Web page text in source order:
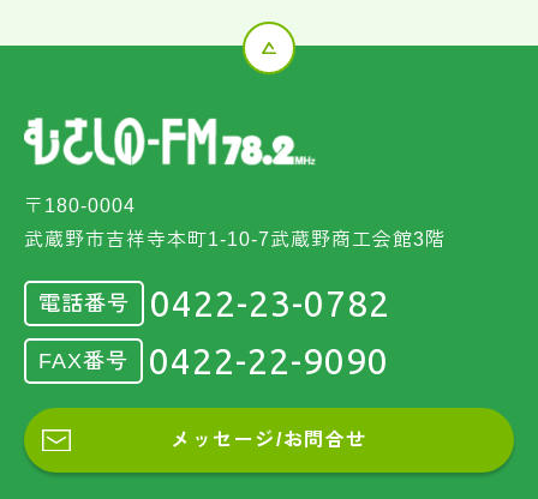
〒180-0004
武蔵野市吉祥寺本町1-10-7武蔵野商工会館3階
電話番号 0422-23-0782
FAX番号 0422-22-9090
メッセージ/お問合せ